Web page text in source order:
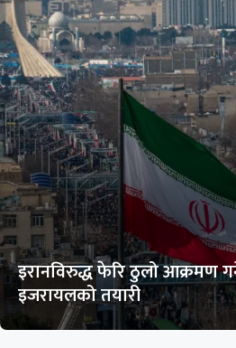
इरानविरुद्ध फेरि ठुलो आक्रमण
इजरायलको तयारी